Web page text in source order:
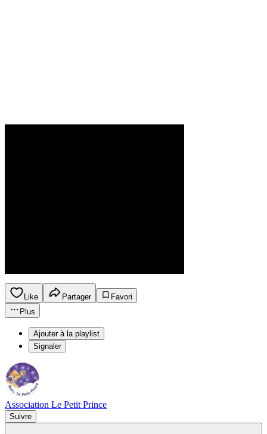
Like Partager
Favori
Plus
Ajouter à la playlist
Signaler
Association Le Petit Prince
Suivre